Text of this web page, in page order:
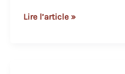
Le
Lire l’article »